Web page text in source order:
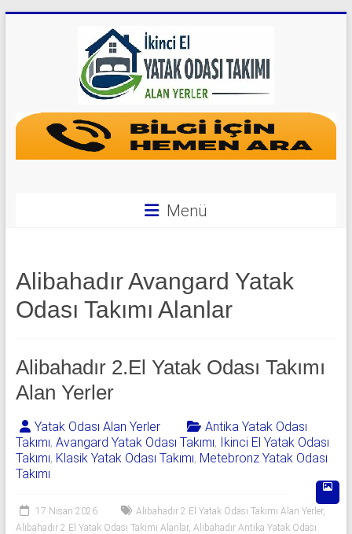
Yatak
Odası
|
0
541
06
06
|
Yıldız
Spot
Menü
Alibahadır Avangard Yatak
Odası Takımı Alanlar
Alibahadır 2.El Yatak Odası Takımı
Alan Yerler
Yatak Odası Alan Yerler
Antika Yatak Odası
Takımı, Avangard Yatak Odası Takımı, İkinci El Yatak Odası
Takımı, Klasik Yatak Odası Takımı, Metebronz Yatak Odası
Takımı
17 Nisan 2026 Alibahadır 2.El Yatak Odası Takımı Alan Yerler,
Alibahadır 2.El Yatak Odası Takımı Alanlar, Alibahadır Antika Yatak Odası